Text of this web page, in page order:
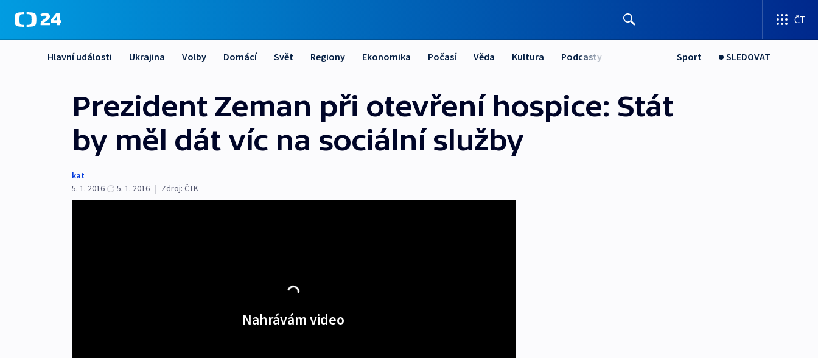
ČT
Hlavní události Ukrajina Volby Domácí Svět Regiony Ekonomika Počasí Věda Kultura Podcasty Sport SLEDOVAT
Prezident Zeman při otevření hospice: Stát
by měl dát víc na sociální služby
kat
5. 1. 2016
5. 1. 2016 | Zdroj: ČTK
Nahrávám video